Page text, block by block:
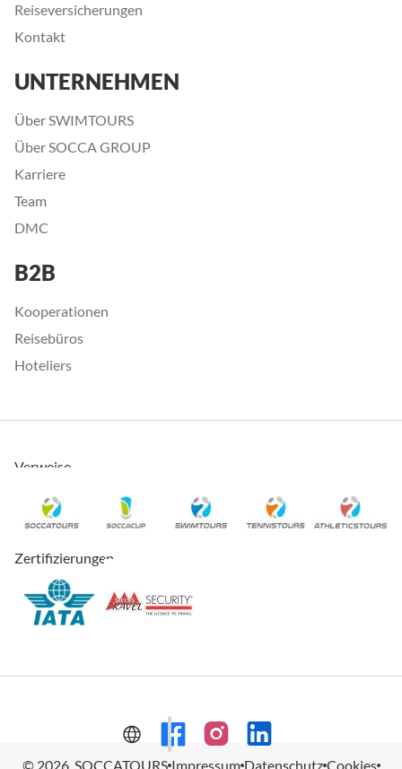
Reiseversicherungen
Kontakt
UNTERNEHMEN
Über SWIMTOURS
Über SOCCA GROUP
Karriere
Team
DMC
B2B
Kooperationen
Reisebüros
Hoteliers
Verweise
Zertifizierungen
© 2026, SOCCATOURS Impressum Datenschutz Cookies